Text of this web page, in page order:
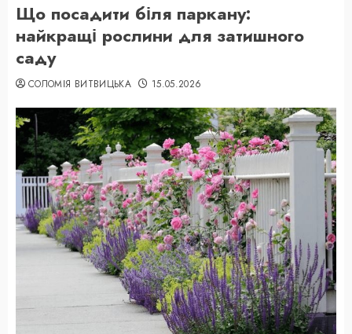
Що посадити біля паркану:
найкращі рослини для затишного
саду
СОЛОМІЯ ВИТВИЦЬКА 15.05.2026